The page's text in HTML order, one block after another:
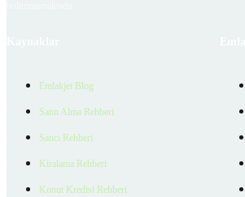
Emlakjet Blog
Satın Alma Rehberi
Satıcı Rehberi
Kiralama Rehberi
Konut Kredisi Rehberi